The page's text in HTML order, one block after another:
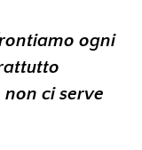
ogni
ci serve